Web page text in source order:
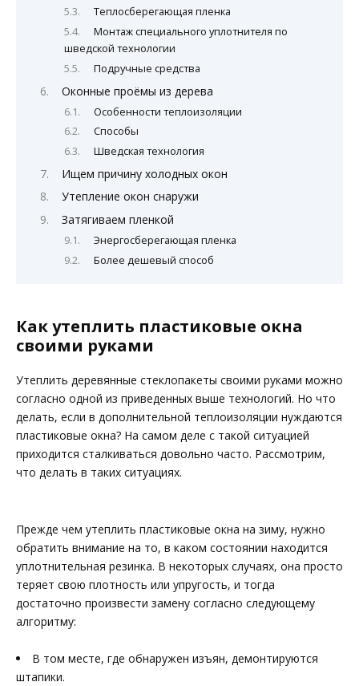
Теплосберегающая пленка
Монтаж специального уплотнителя по
шведской технологии
Подручные средства
Оконные проёмы из дерева
Особенности теплоизоляции
Способы
Шведская технология
Ищем причину холодных окон
Утепление окон снаружи
Затягиваем пленкой
Энергосберегающая пленка
Более дешевый способ
Как утеплить пластиковые окна
своими руками
Утеплить деревянные стеклопакеты своими руками можно
согласно одной из приведенных выше технологий. Но что
делать, если в дополнительной теплоизоляции нуждаются
пластиковые окна? На самом деле с такой ситуацией
приходится сталкиваться довольно часто. Рассмотрим,
что делать в таких ситуациях.
Прежде чем утеплить пластиковые окна на зиму, нужно
обратить внимание на то, в каком состоянии находится
уплотнительная резинка. В некоторых случаях, она просто
теряет свою плотность или упругость, и тогда
достаточно произвести замену согласно следующему
алгоритму:
В том месте, где обнаружен изъян, демонтируются
штапики.